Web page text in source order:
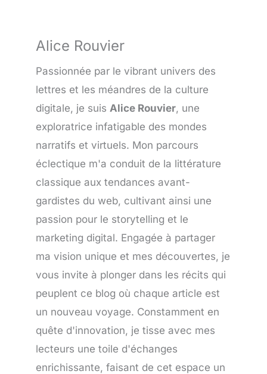
Alice Rouvier
Passionnée par le vibrant univers des
lettres et les méandres de la culture
digitale, je suis Alice Rouvier, une
exploratrice infatigable des mondes
narratifs et virtuels. Mon parcours
éclectique m'a conduit de la littérature
classique aux tendances avant-
gardistes du web, cultivant ainsi une
passion pour le storytelling et le
marketing digital. Engagée à partager
ma vision unique et mes découvertes, je
vous invite à plonger dans les récits qui
peuplent ce blog où chaque article est
un nouveau voyage. Constamment en
quête d'innovation, je tisse avec mes
lecteurs une toile d'échanges
enrichissante, faisant de cet espace un